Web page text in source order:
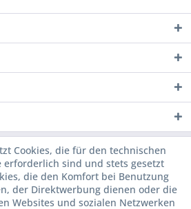
Cookies, die für den technischen
erforderlich sind und stets gesetzt
die den Komfort bei Benutzung
der Direktwerbung dienen oder die
Websites und sozialen Netzwerken